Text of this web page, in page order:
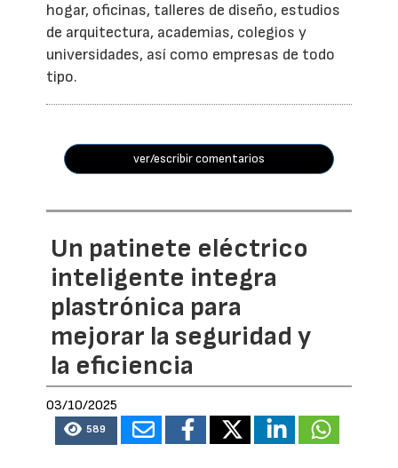
hogar, oficinas, talleres de diseño, estudios
de arquitectura, academias, colegios y
universidades, así como empresas de todo
tipo.
ver/escribir comentarios
Un patinete eléctrico
inteligente integra
plastrónica para
mejorar la seguridad y
la eficiencia
03/10/2025
589